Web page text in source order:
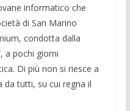
informatico che
di San Marino
condotta dal­la
a po­chi giorni
Di più non si riesce a
da tutti, su cui regna il